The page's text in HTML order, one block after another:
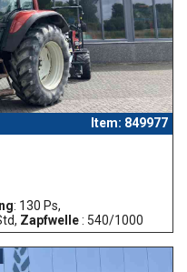
Item: 849977
: 130 Ps,
Zapfwelle: 540/1000